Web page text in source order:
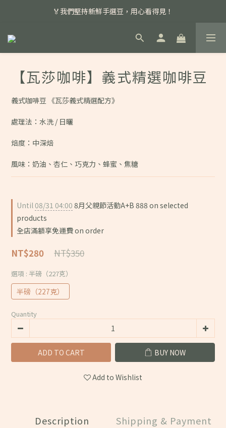
📣 本月主打特殊處理咖啡豆，任選超優惠！
🏅我們堅持新鮮手選豆，用心看得見！
📣 📣 新加入會員即享百元購物金，消費滿額再享免運費！
【瓦莎咖啡】義式精選咖啡豆
義式咖啡豆 《瓦莎義式精選配方》
處理法：水洗 / 日曬
焙度：中深焙
風味：奶油、杏仁、巧克力、蜂蜜、焦糖
Until08/31 04:00 8月父親節活動A+B 888 on selected
products
全店滿額享免運費 on order
NT$350
NT$280
選項 : 半磅（227克）
半磅（227克）
Quantity
ADD TO CART BUY NOW
Add to Wishlist
Description Shipping & Payment